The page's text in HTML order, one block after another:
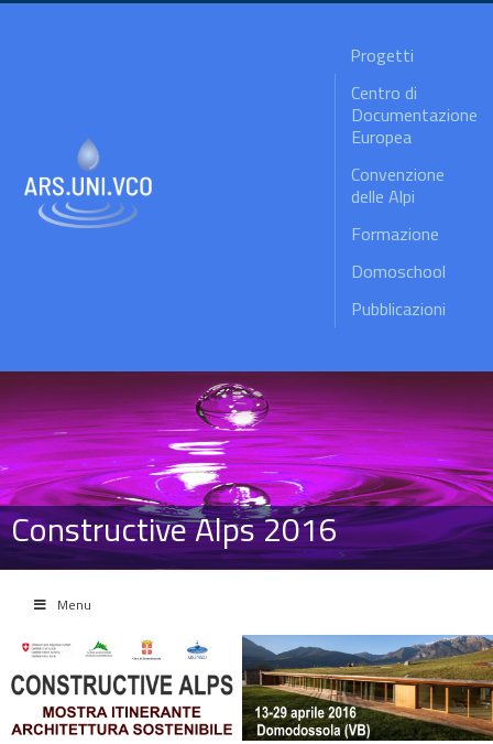
Progetti
Centro di
Documentazione
Europea
Convenzione
delle Alpi
Formazione
Domoschool
Pubblicazioni
Constructive Alps 2016
Menu